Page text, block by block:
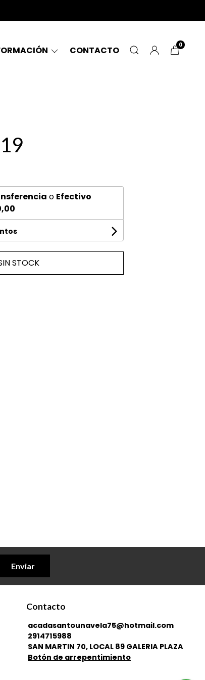
CONTACTO 0
o Efectivo
STOCK
Enviar
Contacto
acadasantounavela75@hotmail.com
2914715988
SAN MARTIN 70, LOCAL 89 GALERIA PLAZA
Botón de arrepentimiento